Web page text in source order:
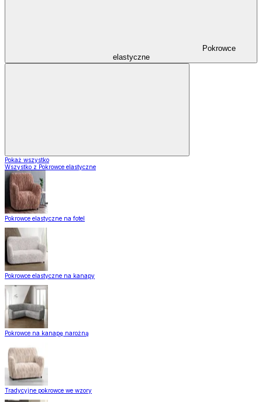
Pokrowce
elastyczne
Pokaż wszystko
Wszystko z Pokrowce elastyczne
Pokrowce elastyczne na fotel
Pokrowce elastyczne na kanapy
Pokrowce na kanapę narożną
Tradycyjne pokrowce we wzory